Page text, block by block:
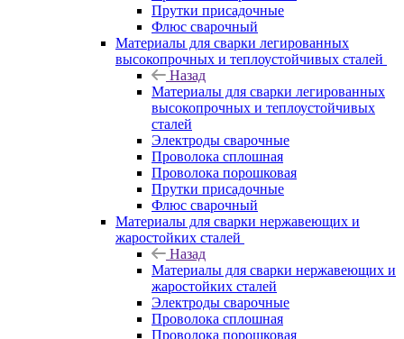
Прутки присадочные
Флюс сварочный
Материалы для сварки легированных
высокопрочных и теплоустойчивых сталей
Назад
Материалы для сварки легированных
высокопрочных и теплоустойчивых
сталей
Электроды сварочные
Проволока сплошная
Проволока порошковая
Прутки присадочные
Флюс сварочный
Материалы для сварки нержавеющих и
жаростойких сталей
Назад
Материалы для сварки нержавеющих и
жаростойких сталей
Электроды сварочные
Проволока сплошная
Проволока порошковая